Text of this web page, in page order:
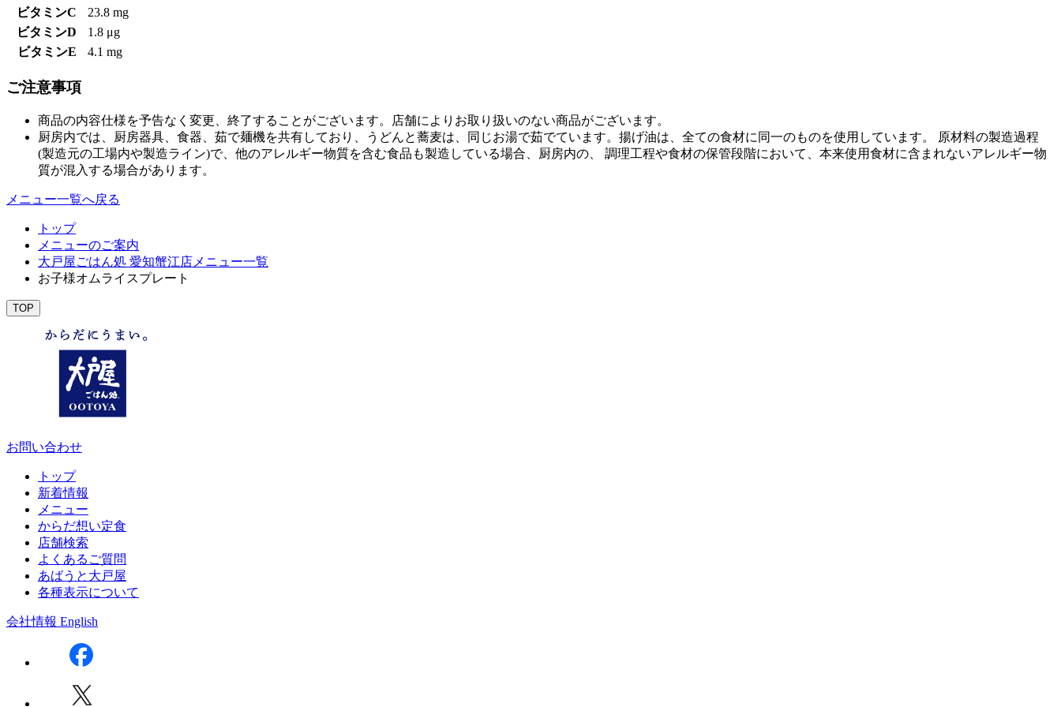
ビタミンC
23.8 mg
ビタミンD
1.8 μg
ビタミンE
4.1 mg
ご注意事項
商品の内容仕様を予告なく変更、終了することがございます。店舗によりお取り扱いのない商品がございます。
厨房内では、厨房器具、食器、茹で麺機を共有しており、うどんと蕎麦は、同じお湯で茹でています。揚げ油は、全ての食材に同一のものを使用しています。 原材料の製造過程
(製造元の工場内や製造ライン)で、他のアレルギー物質を含む食品も製造している場合、厨房内の、 調理工程や食材の保管段階において、本来使用食材に含まれないアレルギー物
質が混入する場合があります。
メニュー一覧へ戻る
トップ
メニューのご案内
大戸屋ごはん処 愛知蟹江店メニュー一覧
お子様オムライスプレート
TOP
お問い合わせ
トップ
新着情報
メニュー
からだ想い定食
店舗検索
よくあるご質問
あばうと大戸屋
各種表示について
会社情報 English